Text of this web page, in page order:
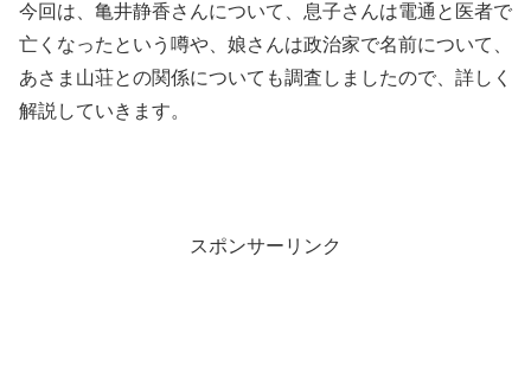
今回は、亀井静香さんについて、息子さんは電通と医者で
亡くなったという噂や、娘さんは政治家で名前について、
あさま山荘との関係についても調査しましたので、詳しく
解説していきます。
スポンサーリンク